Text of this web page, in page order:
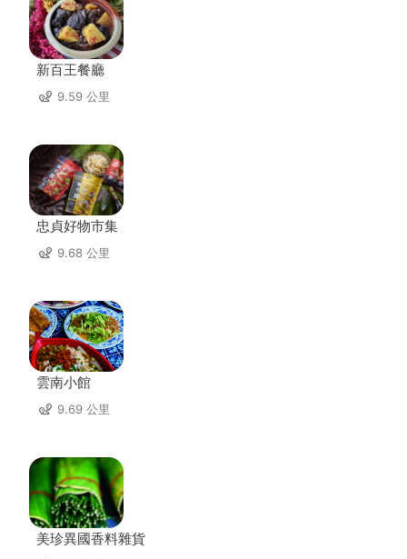
新百王餐廳
9.59 公里
忠貞好物市集
9.68 公里
雲南小館
9.69 公里
美珍異國香料雜貨